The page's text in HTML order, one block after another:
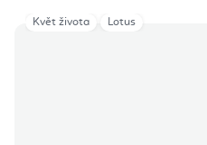
Květ života Lotus